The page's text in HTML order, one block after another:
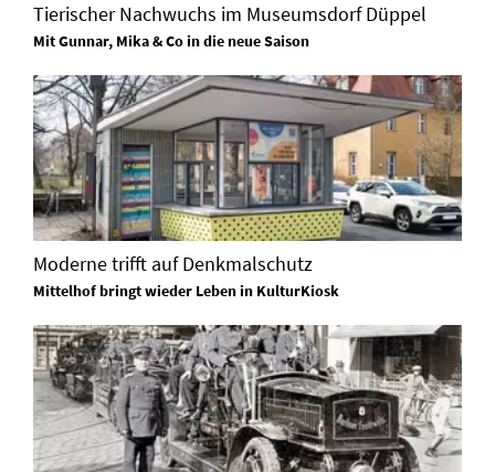
Tierischer Nachwuchs im Museumsdorf Düppel
Mit Gunnar, Mika & Co in die neue Saison
Moderne trifft auf Denkmalschutz
Mittelhof bringt wieder Leben in KulturKiosk